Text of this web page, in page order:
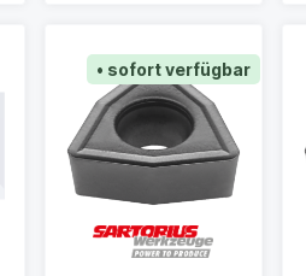
• sofort verfügbar